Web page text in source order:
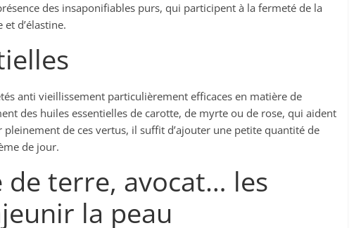
des insaponifiables purs, qui participent à la fermeté de la
d’élastine.
anti vieillissement particulièrement efficaces en matière de
des huiles essentielles de carotte, de myrte ou de rose, qui aident
de ces vertus, il suffit d’ajouter une petite quantité de
de jour.
de terre, avocat… les
la peau